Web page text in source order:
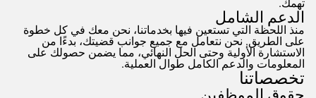
تهمك.
الدعم الشامل
منذ اللحظة التي تستعين فيها بخدماتنا، نحن معك في كل خطوة
على الطريق. نحن نتعامل مع جميع جوانب قضيتك، بدءًا من
الاستشارة الأولية وحتى الحل النهائي، مما يضمن حصولك على
المعلومات والدعم الكامل طوال العملية.
تخصصاتنا